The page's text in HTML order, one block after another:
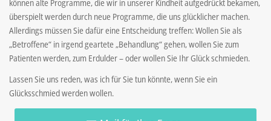
können alte Programme, die wir in unserer Kindheit aufgedrückt bekamen,
überspielt werden durch neue Programme, die uns glücklicher machen.
Allerdings müssen Sie dafür eine Entscheidung treffen: Wollen Sie als
„Betroffene“ in irgend geartete „Behandlung“ gehen, wollen Sie zum
Patienten werden, zum Erdulder – oder wollen Sie Ihr Glück schmieden.
Lassen Sie uns reden, was ich für Sie tun könnte, wenn Sie ein
Glücksschmied werden wollen.